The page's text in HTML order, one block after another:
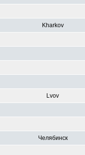
Kharkov
Lvov
Челябинск